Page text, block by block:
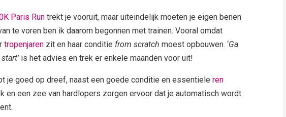
Paris Run trekt je vooruit, maar uiteindelijk moeten je eigen benen
te voren ben ik daarom begonnen met trainen. Vooral omdat
tropenjaren zit en haar conditie from scratch moest opbouwen. ‘Ga
is het advies en trek er enkele maanden voor uit!
je goed op dreef, naast een goede conditie en essentiele ren
en een zee van hardlopers zorgen ervoor dat je automatisch wordt